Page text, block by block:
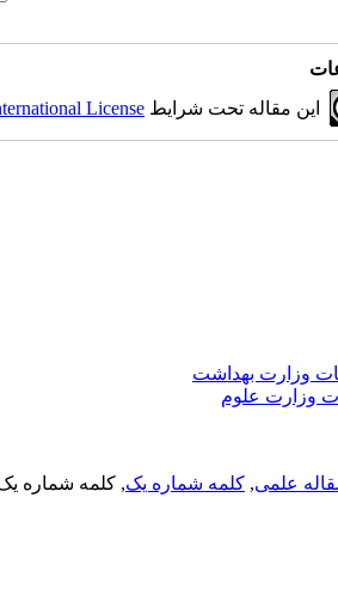
این مقاله تحت شرایط License
وزارت بهداشت
وزارت علوم
علمی, کلمه شماره یک, کلمه شماره